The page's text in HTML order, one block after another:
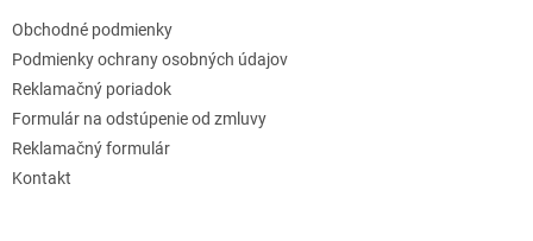
Obchodné podmienky
Podmienky ochrany osobných údajov
Reklamačný poriadok
Formulár na odstúpenie od zmluvy
Reklamačný formulár
Kontakt